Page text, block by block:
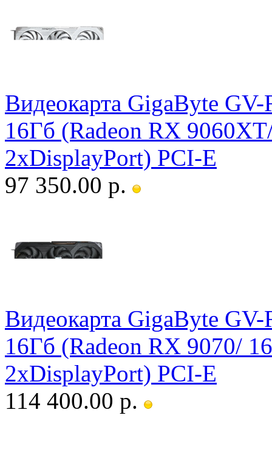
Видеокарта GigaByte
16Гб (Radeon RX
2xDisplayPort) PCI-E
97 350.00 р.
Видеокарта GigaByte
16Гб (Radeon RX 9070/
2xDisplayPort) PCI-E
114 400.00 р.